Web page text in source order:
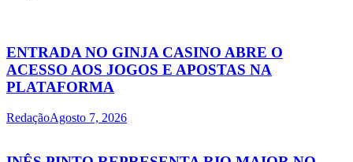
ENTRADA NO GINJA CASINO ABRE O
ACESSO AOS JOGOS E APOSTAS NA
PLATAFORMA
RedaçãoAgosto 7, 2026